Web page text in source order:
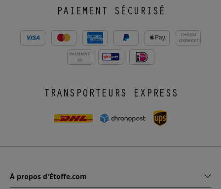
PAIEMENT SÉCURISÉ
CHÈQUE
VIREMENT
PAIEMENT
X3
TRANSPORTEURS EXPRESS
À propos d'Étoffe.com